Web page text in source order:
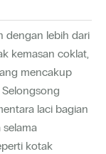
dengan lebih dari
kemasan coklat,
mencakup
laci bagian
kotak